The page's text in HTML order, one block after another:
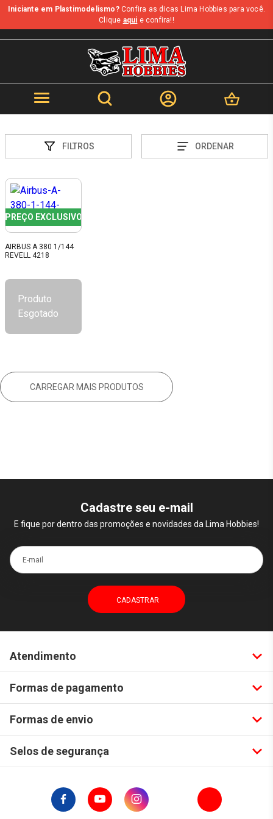
Iniciante em Plastimodelismo?Confira as dicas Lima Hobbies para você.
Clique aqui e confira!!
FILTROS ORDENAR
PREÇO EXCLUSIVO
AIRBUS A 380 1/144
REVELL 4218
Produto
Esgotado
CARREGAR MAIS PRODUTOS
Cadastre seu e-mail
E fique por dentro das promoções e novidades da Lima Hobbies!
E-mail
Atendimento
Formas de pagamento
Formas de envio
Selos de segurança